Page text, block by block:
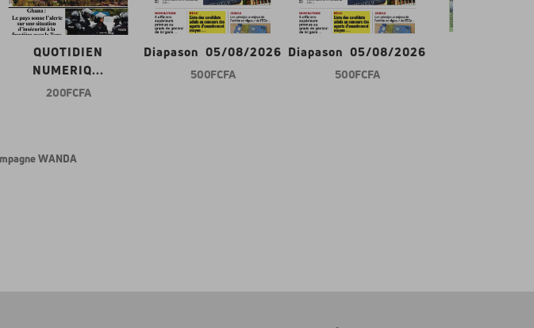
QUOTIDIEN
NUMERIQ...
200 FCFA
Diapason 05/08/2026
500 FCFA
Diapason 05/08/2026
500 FCFA